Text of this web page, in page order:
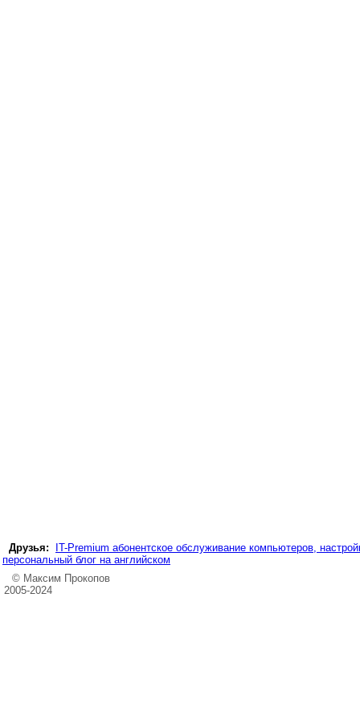
Друзья:
IT-Premium абонентское обслуживание компьютеров,
персональный блог на английском
© Максим Прокопов
2005-2024